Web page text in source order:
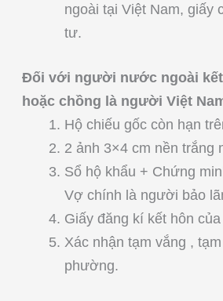
ngoài tại Việt Nam, giấy
tư.
Đối với người nước ngoài
hoặc chồng là người Việt
Hộ chiếu gốc còn hạn
2 ảnh 3×4 cm nền trắng
Sổ hộ khẩu + Chứng
Vợ chính là người bảo
Giấy đăng kí kết hôn
Xác nhận tạm vắng ,
phường.